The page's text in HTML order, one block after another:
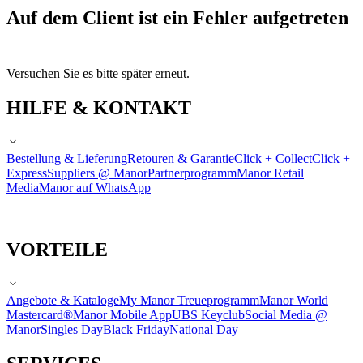
Auf dem Client ist ein Fehler aufgetreten
Versuchen Sie es bitte später erneut.
HILFE & KONTAKT
Bestellung & LieferungRetouren & GarantieClick + CollectClick +
ExpressSuppliers @ ManorPartnerprogrammManor Retail
MediaManor auf WhatsApp
VORTEILE
Angebote & KatalogeMy Manor TreueprogrammManor World
Mastercard®Manor Mobile AppUBS KeyclubSocial Media @
ManorSingles DayBlack FridayNational Day